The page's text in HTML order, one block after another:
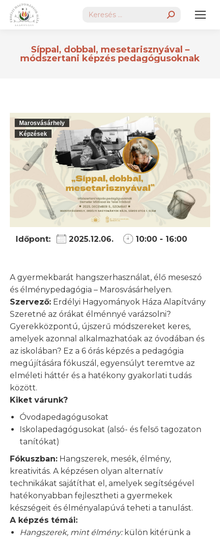
Search:
Síppal, dobbal, mesetarisznyával –
módszertani képzés pedagógusoknak
Marosvásárhely
Képzések
Időpont: 2025.12.06. 10:00 - 16:00
A gyermekbarát hangszerhasználat, élő meseszó
és élménypedagógia – Marosvásárhelyen.
Szervező: Erdélyi Hagyományok Háza Alapítvány
Szeretné az órákat élménnyé varázsolni?
Gyerekközpontú, újszerű módszereket keres,
amelyek azonnal alkalmazhatóak az óvodában és
az iskolában? Ez a 6 órás képzés a pedagógia
megújítására fókuszál, egyensúlyt teremtve az
elméleti háttér és a hatékony gyakorlati tudás
között.
Kiket várunk?
Óvodapedagógusokat
Iskolapedagógusokat (alsó- és felső tagozaton
tanítókat)
Fókuszban: Hangszerek, mesék, élmény,
kreativitás. A képzésen olyan alternatív
technikákat sajátíthat el, amelyek segítségével
hatékonyabban fejlesztheti a gyermekek
készségeit és élményalapúvá teheti a tanulást.
A képzés témái:
Hangszerek, mint élmény:külön kitérünk a